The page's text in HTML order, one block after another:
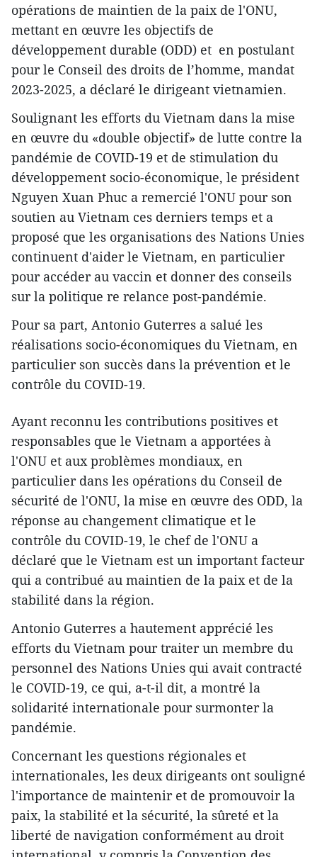
opérations de maintien de la paix de l'ONU,
mettant en œuvre les objectifs de
développement durable (ODD) et en postulant
pour le Conseil des droits de l’homme, mandat
2023-2025, a déclaré le dirigeant vietnamien.
Soulignant les efforts du Vietnam dans la mise
en œuvre du «double objectif» de lutte contre la
pandémie de COVID-19 et de stimulation du
développement socio-économique, le président
Nguyen Xuan Phuc a remercié l'ONU pour son
soutien au Vietnam ces derniers temps et a
proposé que les organisations des Nations Unies
continuent d'aider le Vietnam, en particulier
pour accéder au vaccin et donner des conseils
sur la politique re relance post-pandémie.
Pour sa part, Antonio Guterres a salué les
réalisations socio-économiques du Vietnam, en
particulier son succès dans la prévention et le
contrôle du COVID-19.
Ayant reconnu les contributions positives et
responsables que le Vietnam a apportées à
l'ONU et aux problèmes mondiaux, en
particulier dans les opérations du Conseil de
sécurité de l'ONU, la mise en œuvre des ODD, la
réponse au changement climatique et le
contrôle du COVID-19, le chef de l'ONU a
déclaré que le Vietnam est un important facteur
qui a contribué au maintien de la paix et de la
stabilité dans la région.
Antonio Guterres a hautement apprécié les
efforts du Vietnam pour traiter un membre du
personnel des Nations Unies qui avait contracté
le COVID-19, ce qui, a-t-il dit, a montré la
solidarité internationale pour surmonter la
pandémie.
Concernant les questions régionales et
internationales, les deux dirigeants ont souligné
l'importance de maintenir et de promouvoir la
paix, la stabilité et la sécurité, la sûreté et la
liberté de navigation conformément au droit